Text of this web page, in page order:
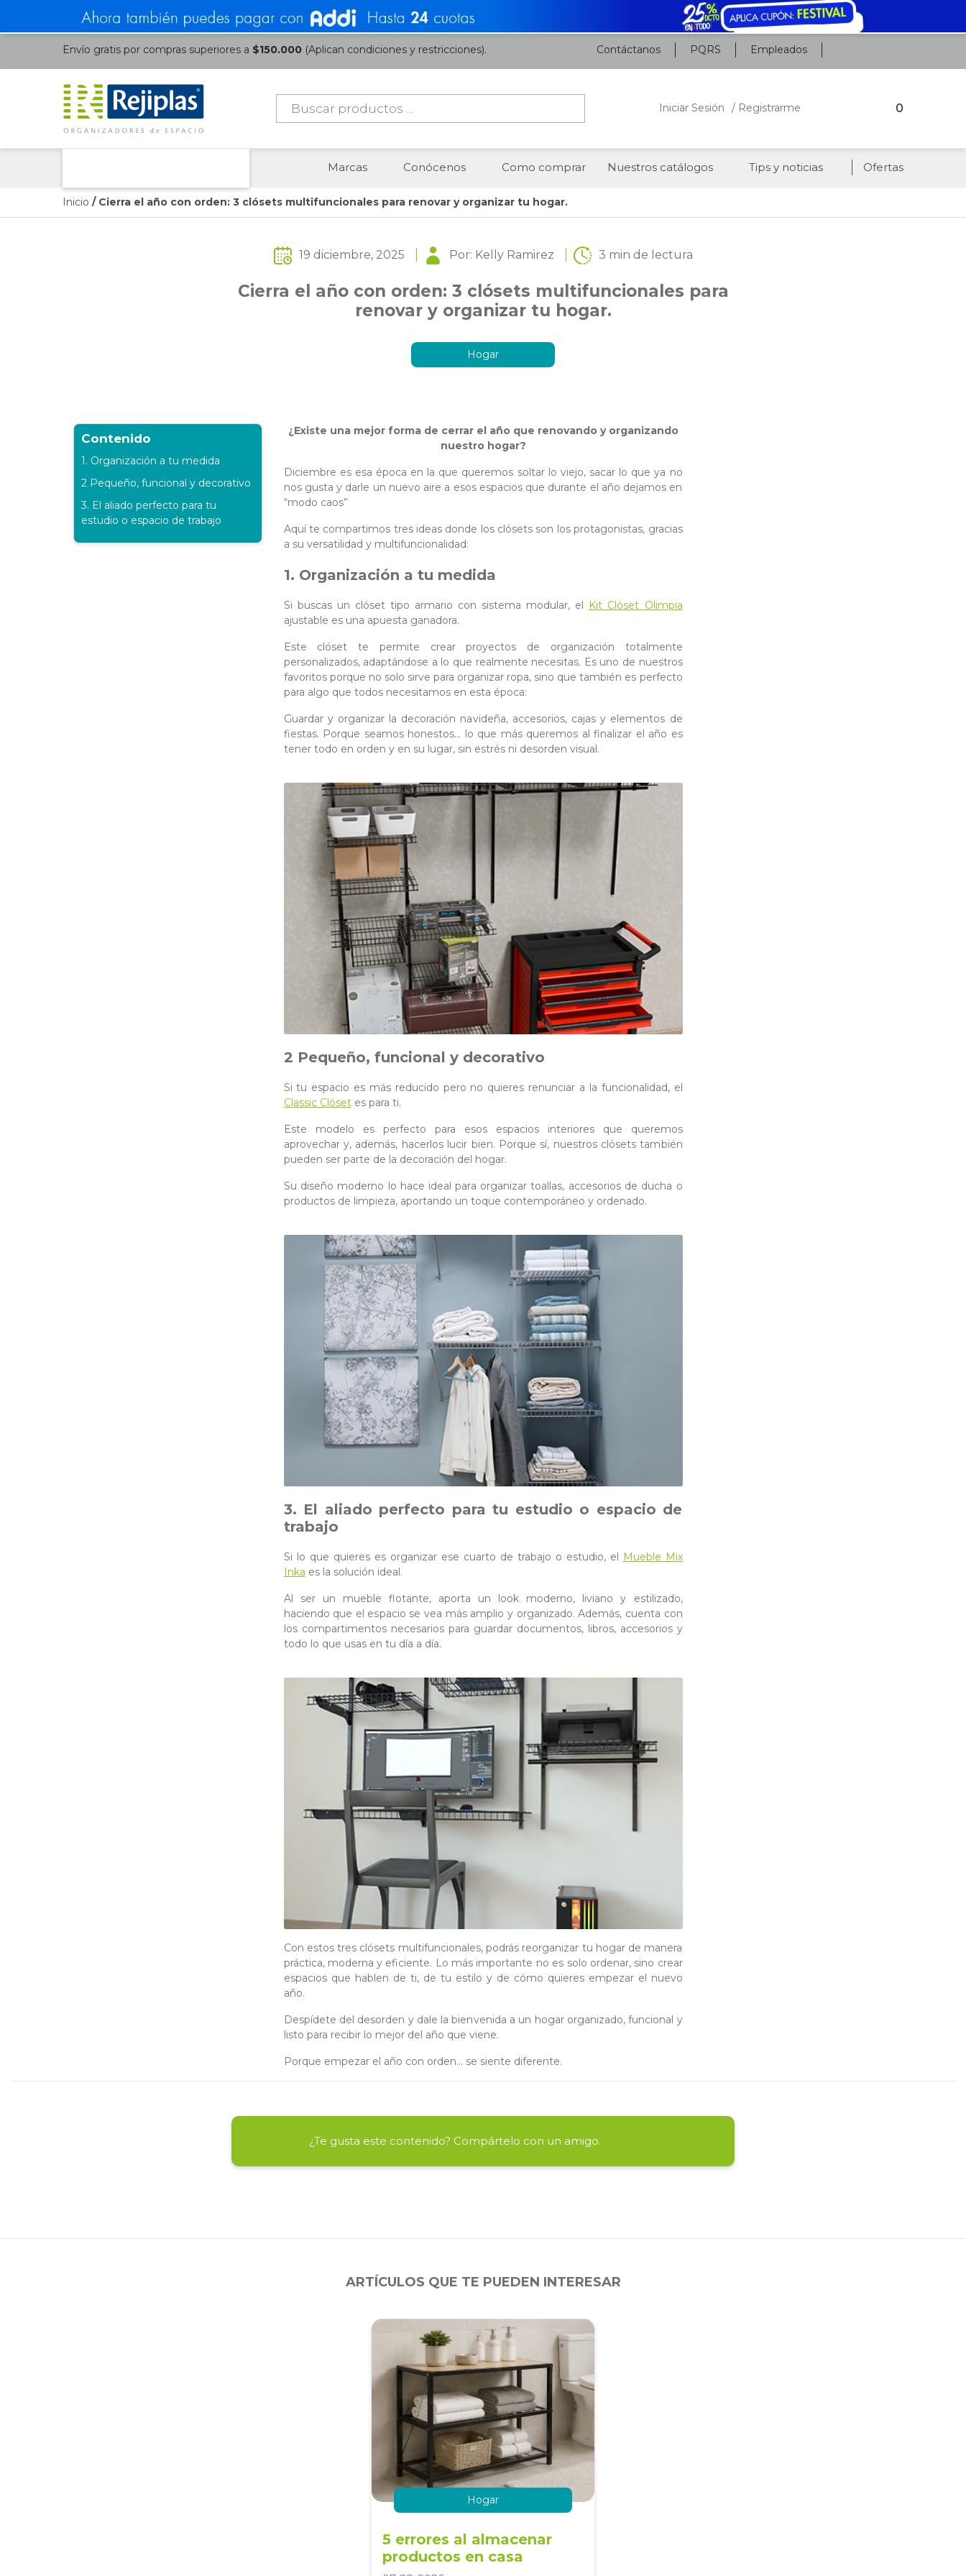
Envío gratis por compras superiores a $150.000 (Aplican condiciones y restricciones). Contáctanos PQRS Empleados
Búsqueda
productos
Iniciar Sesión / Registrarme 0
Marcas Conócenos Como comprar Nuestros catálogos Tips y noticias Ofertas
Inicio / Cierra el año con orden: 3 clósets multifuncionales para renovar y organizar tu hogar.
19 diciembre, 2025 Por: Kelly Ramirez 3 min de lectura
Cierra el año con orden: 3 clósets multifuncionales para
renovar y organizar tu hogar.
Hogar
Contenido
1. Organización a tu medida
2 Pequeño, funcional y decorativo
3. El aliado perfecto para tu
estudio o espacio de trabajo
¿Existe una mejor forma de cerrar el año que renovando y organizando
nuestro hogar?
Diciembre es esa época en la que queremos soltar lo viejo, sacar lo que ya no
nos gusta y darle un nuevo aire a esos espacios que durante el año dejamos en
“modo caos”
Aquí te compartimos tres ideas donde los clósets son los protagonistas, gracias
a su versatilidad y multifuncionalidad:
1. Organización a tu medida
Si buscas un clóset tipo armario con sistema modular, el Kit Clóset Olimpia
ajustable es una apuesta ganadora.
Este clóset te permite crear proyectos de organización totalmente
personalizados, adaptándose a lo que realmente necesitas. Es uno de nuestros
favoritos porque no solo sirve para organizar ropa, sino que también es perfecto
para algo que todos necesitamos en esta época:
Guardar y organizar la decoración navideña, accesorios, cajas y elementos de
fiestas. Porque seamos honestos… lo que más queremos al finalizar el año es
tener todo en orden y en su lugar, sin estrés ni desorden visual.
2 Pequeño, funcional y decorativo
Si tu espacio es más reducido pero no quieres renunciar a la funcionalidad, el
Classic Clósetes para ti.
Este modelo es perfecto para esos espacios interiores que queremos
aprovechar y, además, hacerlos lucir bien. Porque sí, nuestros clósets también
pueden ser parte de la decoración del hogar.
Su diseño moderno lo hace ideal para organizar toallas, accesorios de ducha o
productos de limpieza, aportando un toque contemporáneo y ordenado.
3. El aliado perfecto para tu estudio o espacio de
trabajo
Si lo que quieres es organizar ese cuarto de trabajo o estudio, el Mueble Mix
Inka es la solución ideal.
Al ser un mueble flotante, aporta un look moderno, liviano y estilizado,
haciendo que el espacio se vea más amplio y organizado. Además, cuenta con
los compartimentos necesarios para guardar documentos, libros, accesorios y
todo lo que usas en tu día a día.
Con estos tres clósets multifuncionales, podrás reorganizar tu hogar de manera
práctica, moderna y eficiente. Lo más importante no es solo ordenar, sino crear
espacios que hablen de ti, de tu estilo y de cómo quieres empezar el nuevo
año.
Despídete del desorden y dale la bienvenida a un hogar organizado, funcional y
listo para recibir lo mejor del año que viene.
Porque empezar el año con orden… se siente diferente.
¿Te gusta este contenido? Compártelo con un amigo.
ARTÍCULOS QUE TE PUEDEN INTERESAR
5 errores al almacenar
productos en casa
Hogar